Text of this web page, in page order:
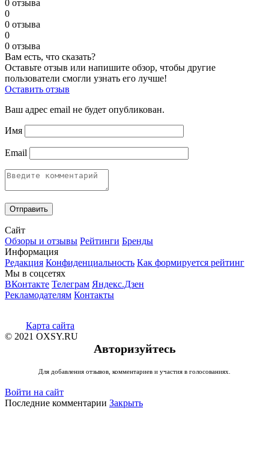
0 отзыва
0
0 отзыва
0
0 отзыва
Вам есть, что сказать?
Оставьте отзыв или напишите обзор, чтобы другие
пользователи смогли узнать его лучше!
Оставить отзыв
Ваш адрес email не будет опубликован.
Имя
Email
Сайт
Обзоры и отзывы Рейтинги Бренды
Информация
Редакция Конфиденциальность Как формируется рейтинг
Мы в соцсетях
ВКонтакте Телеграм Яндекс.Дзен
Рекламодателям Контакты
Карта сайта
© 2021 OXSY.RU
Авторизуйтесь
Для добавления отзывов, комментариев и участия в голосованиях.
Войти на сайт
Последние комментарии Закрыть